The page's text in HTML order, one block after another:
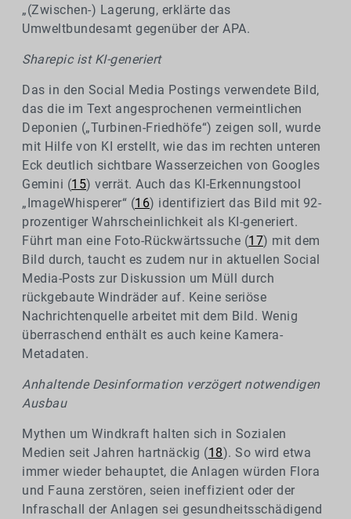
„(Zwischen-) Lagerung, erklärte das
Umweltbundesamt gegenüber der APA.
Sharepic ist KI-generiert
Das in den Social Media Postings verwendete Bild,
das die im Text angesprochenen vermeintlichen
Deponien („Turbinen-Friedhöfe“) zeigen soll, wurde
mit Hilfe von KI erstellt, wie das im rechten unteren
Eck deutlich sichtbare Wasserzeichen von Googles
Gemini (15) verrät. Auch das KI-Erkennungstool
„ImageWhisperer“ (16) identifiziert das Bild mit 92-
prozentiger Wahrscheinlichkeit als KI-generiert.
Führt man eine Foto-Rückwärtssuche (17) mit dem
Bild durch, taucht es zudem nur in aktuellen Social
Media-Posts zur Diskussion um Müll durch
rückgebaute Windräder auf. Keine seriöse
Nachrichtenquelle arbeitet mit dem Bild. Wenig
überraschend enthält es auch keine Kamera-
Metadaten.
Anhaltende Desinformation verzögert notwendigen
Ausbau
Mythen um Windkraft halten sich in Sozialen
Medien seit Jahren hartnäckig (18). So wird etwa
immer wieder behauptet, die Anlagen würden Flora
und Fauna zerstören, seien ineffizient oder der
Infraschall der Anlagen sei gesundheitsschädigend